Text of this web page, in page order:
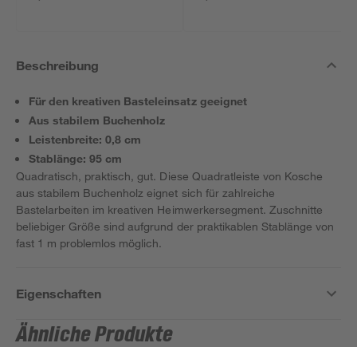
Beschreibung
Für den kreativen Basteleinsatz geeignet
Aus stabilem Buchenholz
Leistenbreite: 0,8 cm
Stablänge: 95 cm
Quadratisch, praktisch, gut. Diese Quadratleiste von Kosche
aus stabilem Buchenholz eignet sich für zahlreiche
Bastelarbeiten im kreativen Heimwerkersegment. Zuschnitte
beliebiger Größe sind aufgrund der praktikablen Stablänge von
fast 1 m problemlos möglich.
Eigenschaften
Ähnliche Produkte